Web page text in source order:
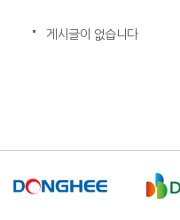
게시글이 없습니다